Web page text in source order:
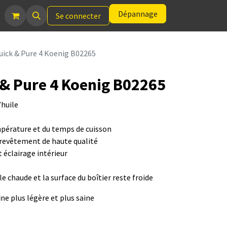
Se connecter Dépannage
& Pure 4 Koenig B02265
Pure 4 Koenig B02265
et du temps de cuisson
de haute qualité
éclairage intérieur
chaude et la surface du boîtier reste froide
plus légère et plus saine